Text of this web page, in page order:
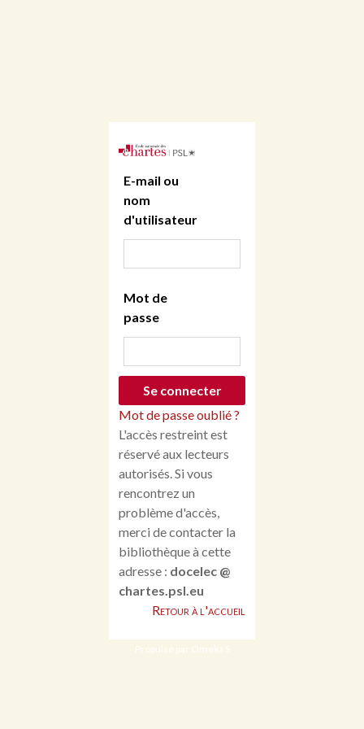
E-mail ou
nom
d'utilisateur
Mot de
passe
Mot de passe oublié ?
L'accès restreint est
réservé aux lecteurs
autorisés. Si vous
rencontrez un
problème d'accès,
merci de contacter la
bibliothèque à cette
adresse : docelec @
chartes.psl.eu
Retour à l'accueil
Propulsé par Omeka S